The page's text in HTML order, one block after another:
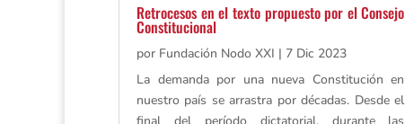
Retrocesos en el texto propuesto por el Consejo
Constitucional
por Fundación Nodo XXI | 7 Dic 2023
La demanda por una nueva Constitución en
nuestro país se arrastra por décadas. Desde el
final del período dictatorial, durante las